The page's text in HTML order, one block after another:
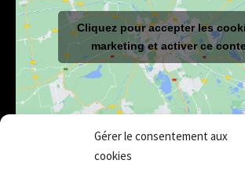
Gérer le consentement aux
cookies
Cliquez pour accepter les
marketing et activer ce